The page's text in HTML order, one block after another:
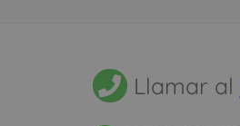
Llamar al